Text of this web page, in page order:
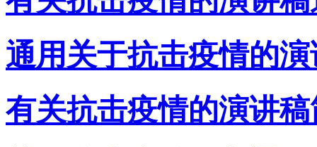
通用关于抗击疫情的
有关抗击疫情的演讲